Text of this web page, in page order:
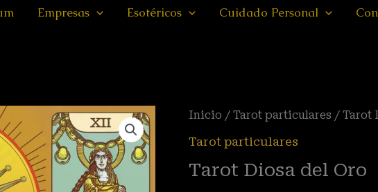
Empresas Esotéricos Cuidado Personal
Inicio / Tarot particulares / Tarot
Tarot particulares
Tarot Diosa del Oro
Tarot
Diosa
Oro